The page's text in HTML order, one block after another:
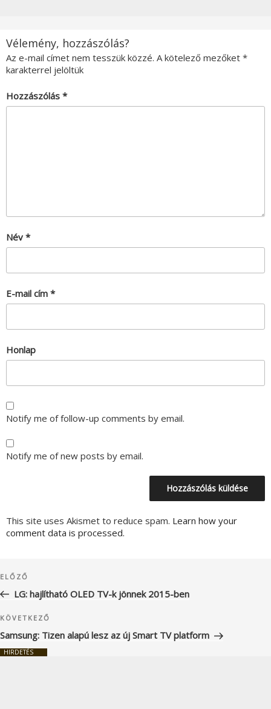
Vélemény, hozzászólás?
Az e-mail címet nem tesszük közzé. A kötelező mezőket *
karakterrel jelöltük
Hozzászólás *
Név *
E-mail cím *
Honlap
Notify me of follow-up comments by email.
Notify me of new posts by email.
This site uses Akismet to reduce spam. Learn how your
comment data is processed.
navigáció
Korábbi
bejegyzés
ELŐZŐ
LG: hajlítható OLED TV-k jönnek 2015-ben
Következő
bejegyzés
KÖVETKEZŐ
Samsung: Tizen alapú lesz az új Smart TV platform
HIRDETÉS